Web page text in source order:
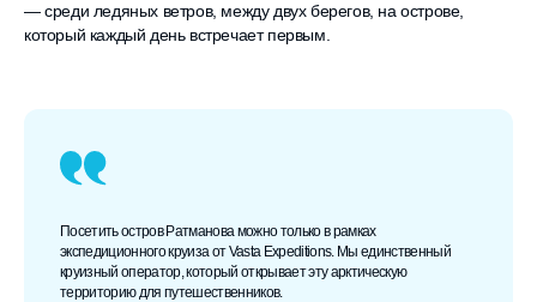
— среди ледяных ветров, между двух берегов, на острове,
который каждый день встречает первым.
Посетить остров Ратманова можно только в рамках
экспедиционного круиза от Vasta Expeditions. Мы единственный
круизный оператор, который открывает эту арктическую
территорию для путешественников.